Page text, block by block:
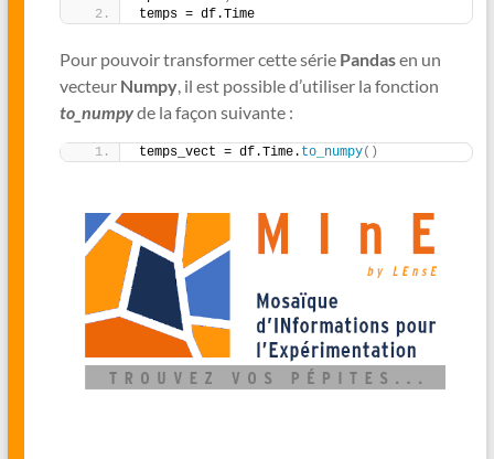
temps = df.Time
Pour pouvoir transformer cette série Pandasen un
vecteur Numpy, il est possible d’utiliser la fonction
to_numpyde la façon suivante :
temps_vect = df.Time. to_numpy()